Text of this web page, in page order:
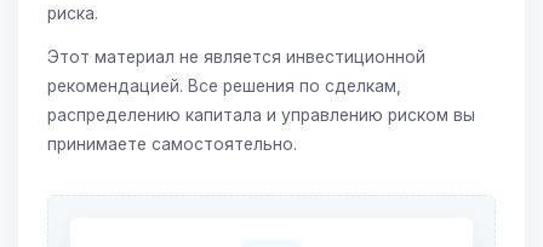
риска.
Этот материал не является инвестиционной
рекомендацией. Все решения по сделкам,
распределению капитала и управлению риском вы
принимаете самостоятельно.